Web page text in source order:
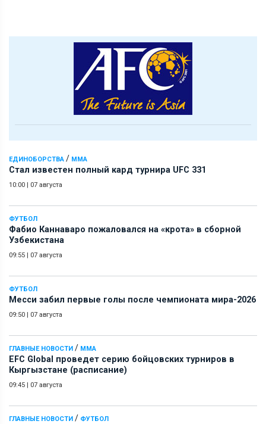
ЕДИНОБОРСТВА / ММА
Стал известен полный кард турнира UFC 331
10:00 07 августа
ФУТБОЛ
Фабио Каннаваро пожаловался на «крота» в сборной
Узбекистана
09:55 07 августа
ФУТБОЛ
Месси забил первые голы после чемпионата мира-2026
09:50 07 августа
ГЛАВНЫЕ НОВОСТИ / ММА
EFC Global проведет серию бойцовских турниров в
Кыргызстане (расписание)
09:45 07 августа
ГЛАВНЫЕ НОВОСТИ / ФУТБОЛ